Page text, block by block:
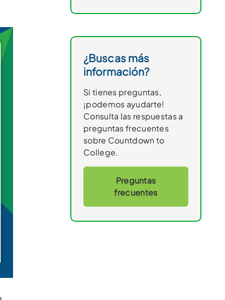
¿Buscas más
información?
Si tienes preguntas,
¡podemos ayudarte!
Consulta las respuestas a
preguntas frecuentes
sobre Countdown to
College.
Preguntas
frecuentes